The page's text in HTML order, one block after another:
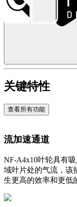
关键特性
查看所有功能
流加速通道
NF-A4x10叶轮具有
域叶片处的气流，该
生更高的效率和更低